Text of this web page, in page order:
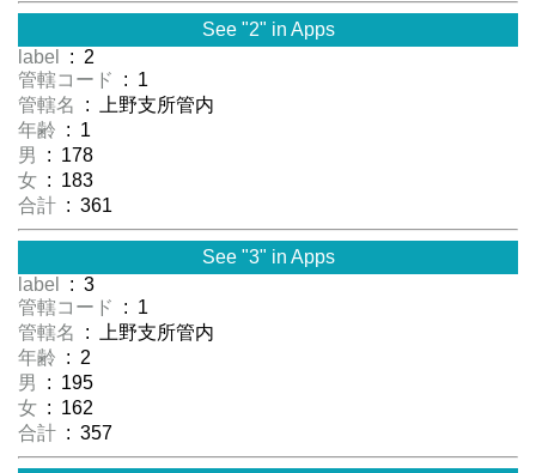
See "2" in Apps
label
: 2
管轄コード
: 1
管轄名
: 上野支所管内
年齢 : 1
男
: 178
女 : 183
合計 : 361
See "3" in Apps
label
: 3
管轄コード
: 1
管轄名
: 上野支所管内
年齢 : 2
男
: 195
女 : 162
合計 : 357